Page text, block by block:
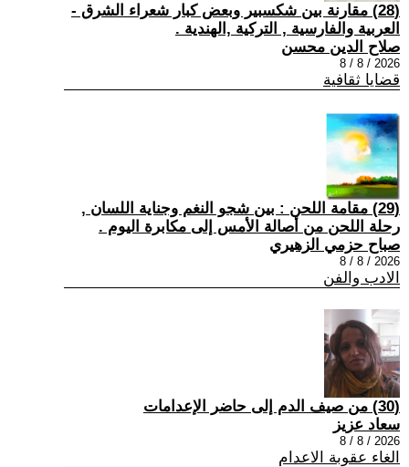
(28) مقارنة بين شكسبير وبعض كبار شعراء الشرق -
العربية والفارسية , التركية ,الهندية .
صلاح الدين محسن
2026 / 8 / 8
قضايا ثقافية
(29) مقامة اللحن : بين شجو النغم وجناية اللسان ,
رحلة اللحن من أصالة الأمس إلى مكابرة اليوم .
صباح حزمي الزهيري
2026 / 8 / 8
الادب والفن
(30) من صيف الدم إلى حاضر الإعدامات
سعاد عزيز
2026 / 8 / 8
الغاء عقوبة الاعدام